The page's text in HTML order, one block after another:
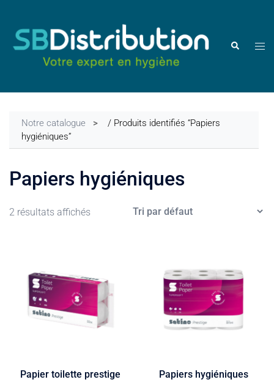
contenu
Rechercher
Notre catalogue
/ Produits identifiés “Papiers
hygiéniques”
Papiers hygiéniques
2 résultats affichés
Papier toilette prestige Papiers hygiéniques